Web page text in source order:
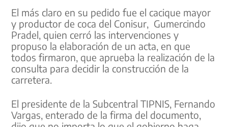
El más claro en su pedido fue el cacique mayor
y productor de coca del Conisur, Gumercindo
Pradel, quien cerró las intervenciones y
propuso la elaboración de un acta, en que
todos firmaron, que aprueba la realización de la
consulta para decidir la construcción de la
carretera.
El presidente de la Subcentral TIPNIS, Fernando
Vargas, enterado de la firma del documento,